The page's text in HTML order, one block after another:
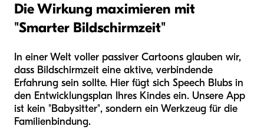
Die Wirkung maximieren mit
"Smarter Bildschirmzeit"
In einer Welt voller passiver Cartoons glauben wir,
dass Bildschirmzeit eine aktive, verbindende
Erfahrung sein sollte. Hier fügt sich Speech Blubs in
den Entwicklungsplan Ihres Kindes ein. Unsere App
ist kein "Babysitter", sondern ein Werkzeug für die
Familienbindung.